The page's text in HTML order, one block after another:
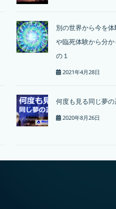
別の世界から今を
や臨死体験から分
の１
2021年4月28日
何度も見る同じ夢
2020年8月26日